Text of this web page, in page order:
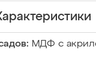
МДФ с